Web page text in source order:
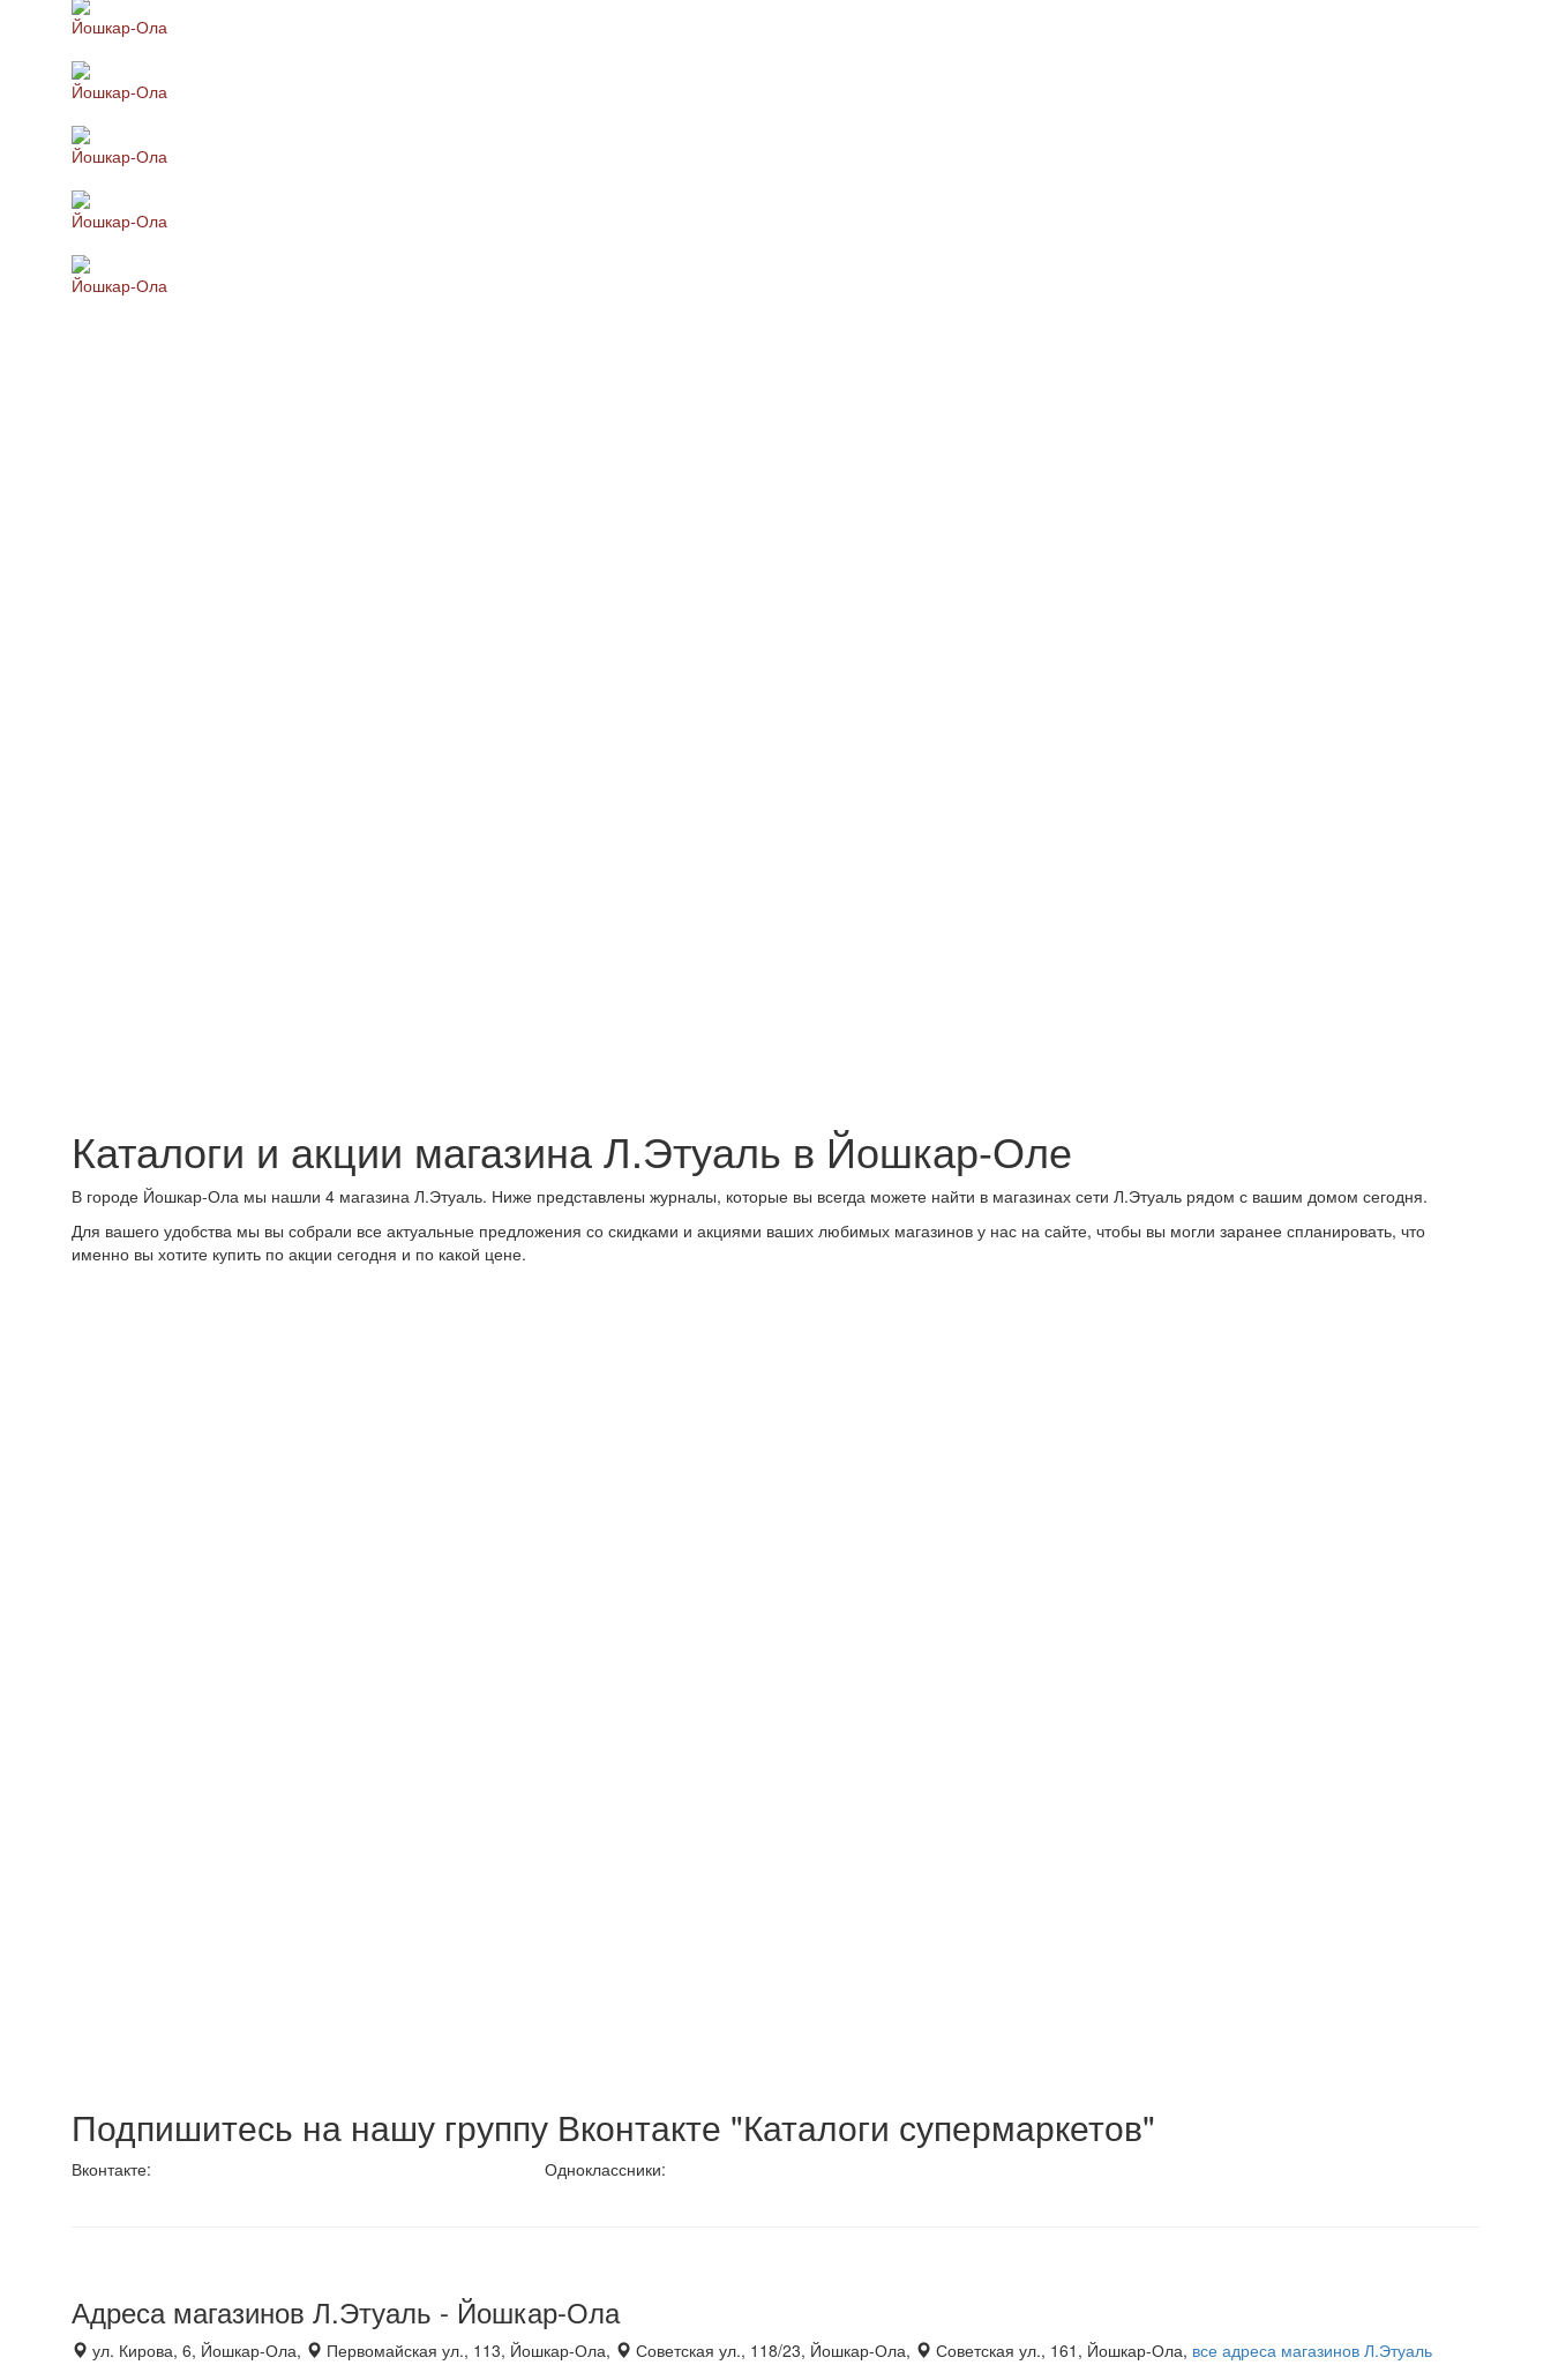
Йошкар-Ола
Йошкар-Ола
Йошкар-Ола
Йошкар-Ола
Йошкар-Ола
Каталоги и акции магазина Л.Этуаль в Йошкар-Оле
В городе Йошкар-Ола мы нашли 4 магазина Л.Этуаль. Ниже представлены журналы, которые вы всегда можете найти в магазинах сети Л.Этуаль рядом с вашим домом сегодня.
Для вашего удобства мы вы собрали все актуальные предложения со скидками и акциями ваших любимых магазинов у нас на сайте, чтобы вы могли заранее спланировать, что
именно вы хотите купить по акции сегодня и по какой цене.
Подпишитесь на нашу группу Вконтакте "Каталоги супермаркетов"
Вконтакте: Одноклассники:
Адреса магазинов Л.Этуаль - Йошкар-Ола
ул. Кирова, 6, Йошкар-Ола, Первомайская ул., 113, Йошкар-Ола, Советская ул., 118/23, Йошкар-Ола, Советская ул., 161, Йошкар-Ола, все адреса магазинов Л.Этуаль